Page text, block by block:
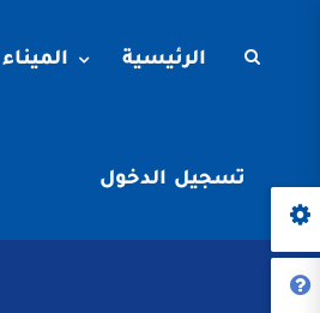
الرئيسية الميناء
تسجيل الدخول